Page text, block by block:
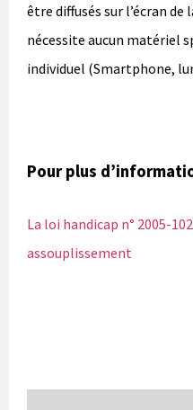
être diffusés sur l’écran de
nécessite aucun matériel
individuel (Smartphone,
Pour plus
La loi handicap n° 2005-
assouplissement